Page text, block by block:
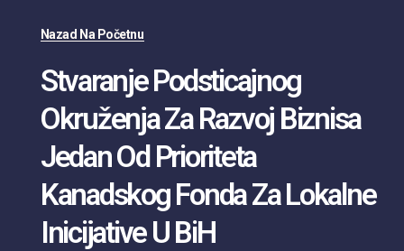
Nazad Na Početnu
Stvaranje Podsticajnog
Okruženja Za Razvoj Biznisa
Jedan Od Prioriteta
Kanadskog Fonda Za Lokalne
Inicijative U BiH